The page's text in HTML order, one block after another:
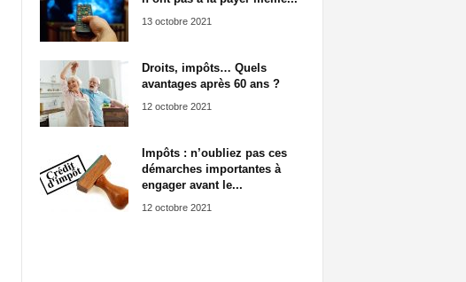
13 octobre 2021
Droits, impôts… Quels
avantages après 60 ans ?
12 octobre 2021
Impôts : n’oubliez pas ces
démarches importantes à
engager avant le...
12 octobre 2021